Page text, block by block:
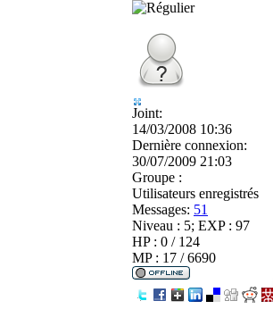
Joint:
14/03/2008 10:36
Dernière connexion:
30/07/2009 21:03
Groupe :
Utilisateurs enregistrés
Messages: 51
Niveau : 5; EXP : 97
HP : 0 / 124
MP : 17 / 6690